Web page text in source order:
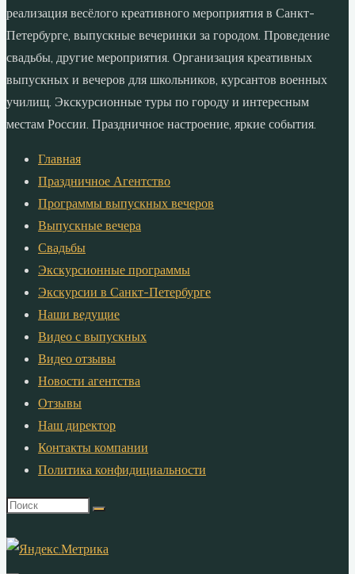
реализация весёлого креативного мероприятия в Санкт-
Петербурге, выпускные вечеринки за городом. Проведение
свадьбы, другие мероприятия. Организация креативных
выпускных и вечеров для школьников, курсантов военных
училищ. Экскурсионные туры по городу и интересным
местам России. Праздничное настроение, яркие события.
Главная
Праздничное Агентство
Программы выпускных вечеров
Выпускные вечера
Свадьбы
Экскурсионные программы
Экскурсии в Санкт-Петербурге
Наши ведущие
Видео с выпускных
Видео отзывы
Новости агентства
Отзывы
Наш директор
Контакты компании
Политика конфидициальности
Что